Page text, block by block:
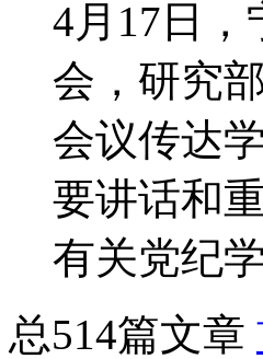
4月17日
会，研究
会议传达
要讲话和
有关党纪
总514篇文章